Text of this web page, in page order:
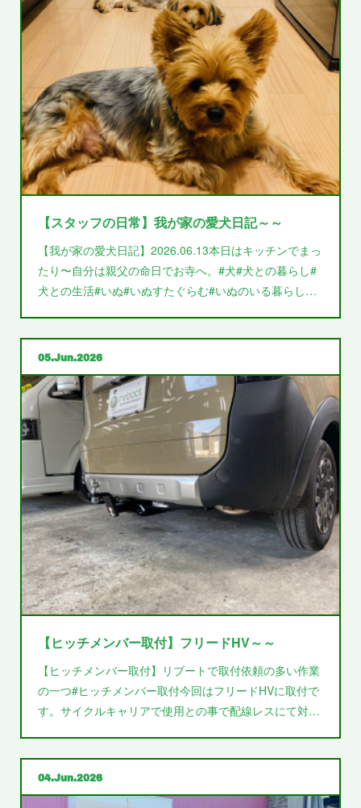
【スタッフの日常】我が家の愛犬日記～～
【我が家の愛犬日記】2026.06.13本日はキッチンでまっ
たり〜自分は親父の命日でお寺へ。#犬#犬との暮らし#
犬との生活#いぬ#いぬすたぐらむ#いぬのいる暮らし…
05 Jun 2026
【ヒッチメンバー取付】フリードHV～～
【ヒッチメンバー取付】リブートで取付依頼の多い作業
の一つ#ヒッチメンバー取付今回はフリードHVに取付で
す。サイクルキャリアで使用との事で配線レスにて対…
04 Jun 2026